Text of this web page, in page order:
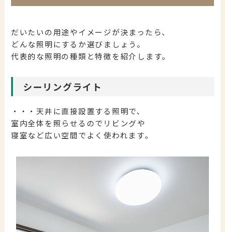
だいたいの用途やイメージが決まったら、
どんな照明にするか選びましょう。
代表的な照明の種類と特徴を紹介します。
シーリングライト
・・・天井に直接設置する照明で、
室内全体を照らせるのでリビングや
寝室など広い空間でよく使われます。